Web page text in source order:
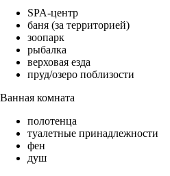
SPA-центр
баня (за территорией)
зоопарк
рыбалка
верховая езда
пруд/озеро поблизости
Ванная комната
полотенца
туалетные принадлежности
фен
душ